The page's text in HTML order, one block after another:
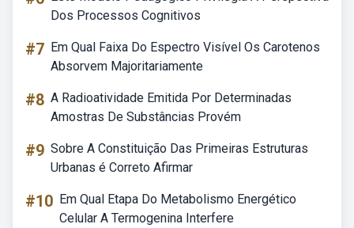
Dos Processos Cognitivos
#7 Em Qual Faixa Do Espectro Visível Os Carotenos
Absorvem Majoritariamente
#8 A Radioatividade Emitida Por Determinadas
Amostras De Substâncias Provém
#9 Sobre A Constituição Das Primeiras Estruturas
Urbanas é Correto Afirmar
#10 Em Qual Etapa Do Metabolismo Energético
Celular A Termogenina Interfere